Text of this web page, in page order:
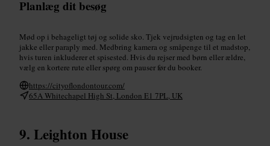
Planlæg dit besøg
Mød op i behageligt tøj og solide sko. Tjek vejrudsigten og tag en let
jakke eller paraply med. Medbring kamera og småpenge til et madstop,
hvis turen inkluderer et spisested. Hvis du rejser med børn eller ældre,
vælg en kortere rute eller spørg om pauser før du booker.
https://cityoflondontour.com/
65A Whitechapel High St, London E1 7PL, UK
Leighton House